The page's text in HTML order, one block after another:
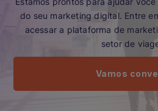
do seu marketing digital. Entre
acessar a plataforma de
setor de
Vamos